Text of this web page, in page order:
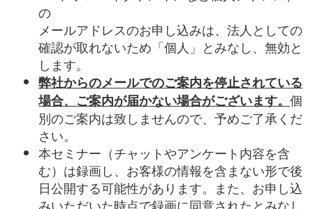
の
メールアドレスのお申し込みは、法人としての
確認が取れないため「個人」とみなし、無効と
します。
弊社からのメールでのご案内を停止されている
場合、ご案内が届かない場合がございます。 個
別のご案内は致しませんので、予めご了承くだ
さい。
本セミナー（チャットやアンケート内容を含
む）は録画し、お客様の情報を含まない形で後
日公開する可能性があります。また、お申し込
みいただいた時点で録画に同意されたとみなし